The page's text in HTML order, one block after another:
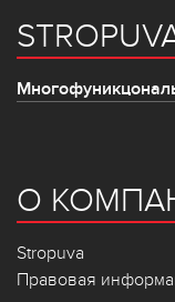
О
Stropuva
Правовая